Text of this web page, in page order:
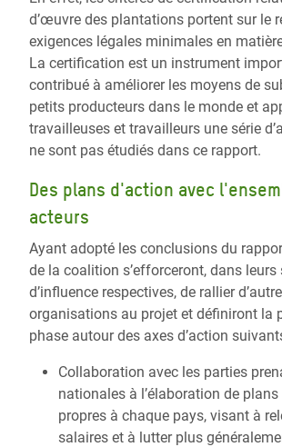
d’œuvre des plantations portent sur le
exigences légales minimales en
La certification est un instrument
contribué à améliorer les moyens de
petits producteurs dans le monde et
travailleuses et travailleurs une série
ne sont pas étudiés dans ce rapport.
Des plans d'action avec
acteurs
Ayant adopté les conclusions du
de la coalition s’efforceront, dans leurs
d’influence respectives, de rallier
organisations au projet et définiront la
phase autour des axes d’action
Collaboration avec les parties
nationales à l’élaboration de plans
propres à chaque pays, visant à
salaires et à lutter plus